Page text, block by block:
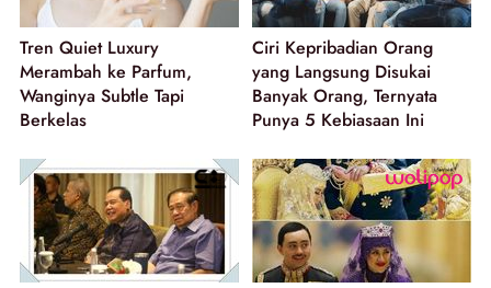
Tren Quiet Luxury
Merambah ke Parfum,
Wanginya Subtle Tapi
Berkelas
Ciri Kepribadian Orang
yang Langsung Disukai
Banyak Orang, Ternyata
Punya 5 Kebiasaan Ini